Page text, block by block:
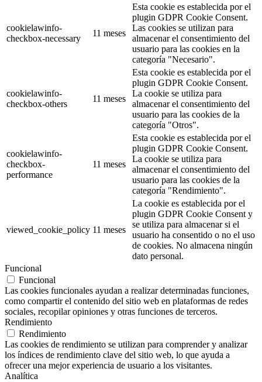
cookielawinfo-
checkbox-necessary
11 meses
Esta cookie es establecida por el
plugin GDPR Cookie Consent.
Las cookies se utilizan para
almacenar el consentimiento del
usuario para las cookies en la
categoría "Necesario".
cookielawinfo-
checkbox-others
11 meses
Esta cookie es establecida por el
plugin GDPR Cookie Consent.
La cookie se utiliza para
almacenar el consentimiento del
usuario para las cookies de la
categoría "Otros".
cookielawinfo-
checkbox-
performance
11 meses
Esta cookie es establecida por el
plugin GDPR Cookie Consent.
La cookie se utiliza para
almacenar el consentimiento del
usuario para las cookies de la
categoría "Rendimiento".
viewed_cookie_policy 11 meses
La cookie es establecida por el
plugin GDPR Cookie Consent y
se utiliza para almacenar si el
usuario ha consentido o no el uso
de cookies. No almacena ningún
dato personal.
Funcional
Funcional
Las cookies funcionales ayudan a realizar determinadas funciones,
como compartir el contenido del sitio web en plataformas de redes
sociales, recopilar opiniones y otras funciones de terceros.
Rendimiento
Rendimiento
Las cookies de rendimiento se utilizan para comprender y analizar
los índices de rendimiento clave del sitio web, lo que ayuda a
ofrecer una mejor experiencia de usuario a los visitantes.
Analítica